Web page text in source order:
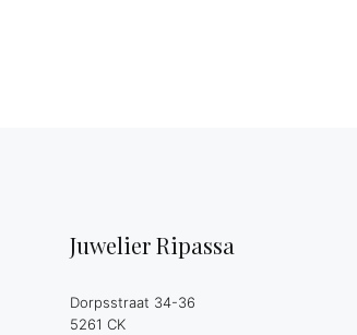
Juwelier Ripassa
Dorpsstraat 34-36
5261 CK